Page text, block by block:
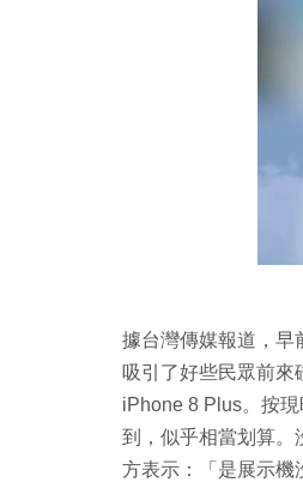
據台灣傳媒報道，早
吸引了好些民眾前來
iPhone 8 Plus。按
到，似乎相當划算。
方表示：「是展示機